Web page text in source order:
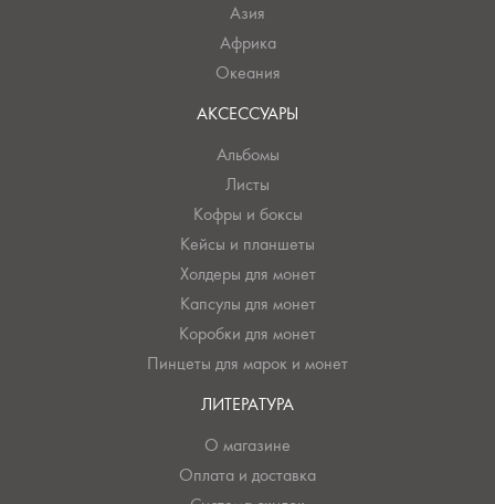
Азия
Африка
Океания
АКСЕССУАРЫ
Альбомы
Листы
Кофры и боксы
Кейсы и планшеты
Холдеры для монет
Капсулы для монет
Коробки для монет
Пинцеты для марок и монет
ЛИТЕРАТУРА
О магазине
Оплата и доставка